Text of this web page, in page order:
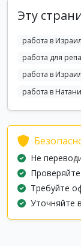
Эту
работа в
работа для
работа в
работа в
Не
Требуйте
Уточняйте